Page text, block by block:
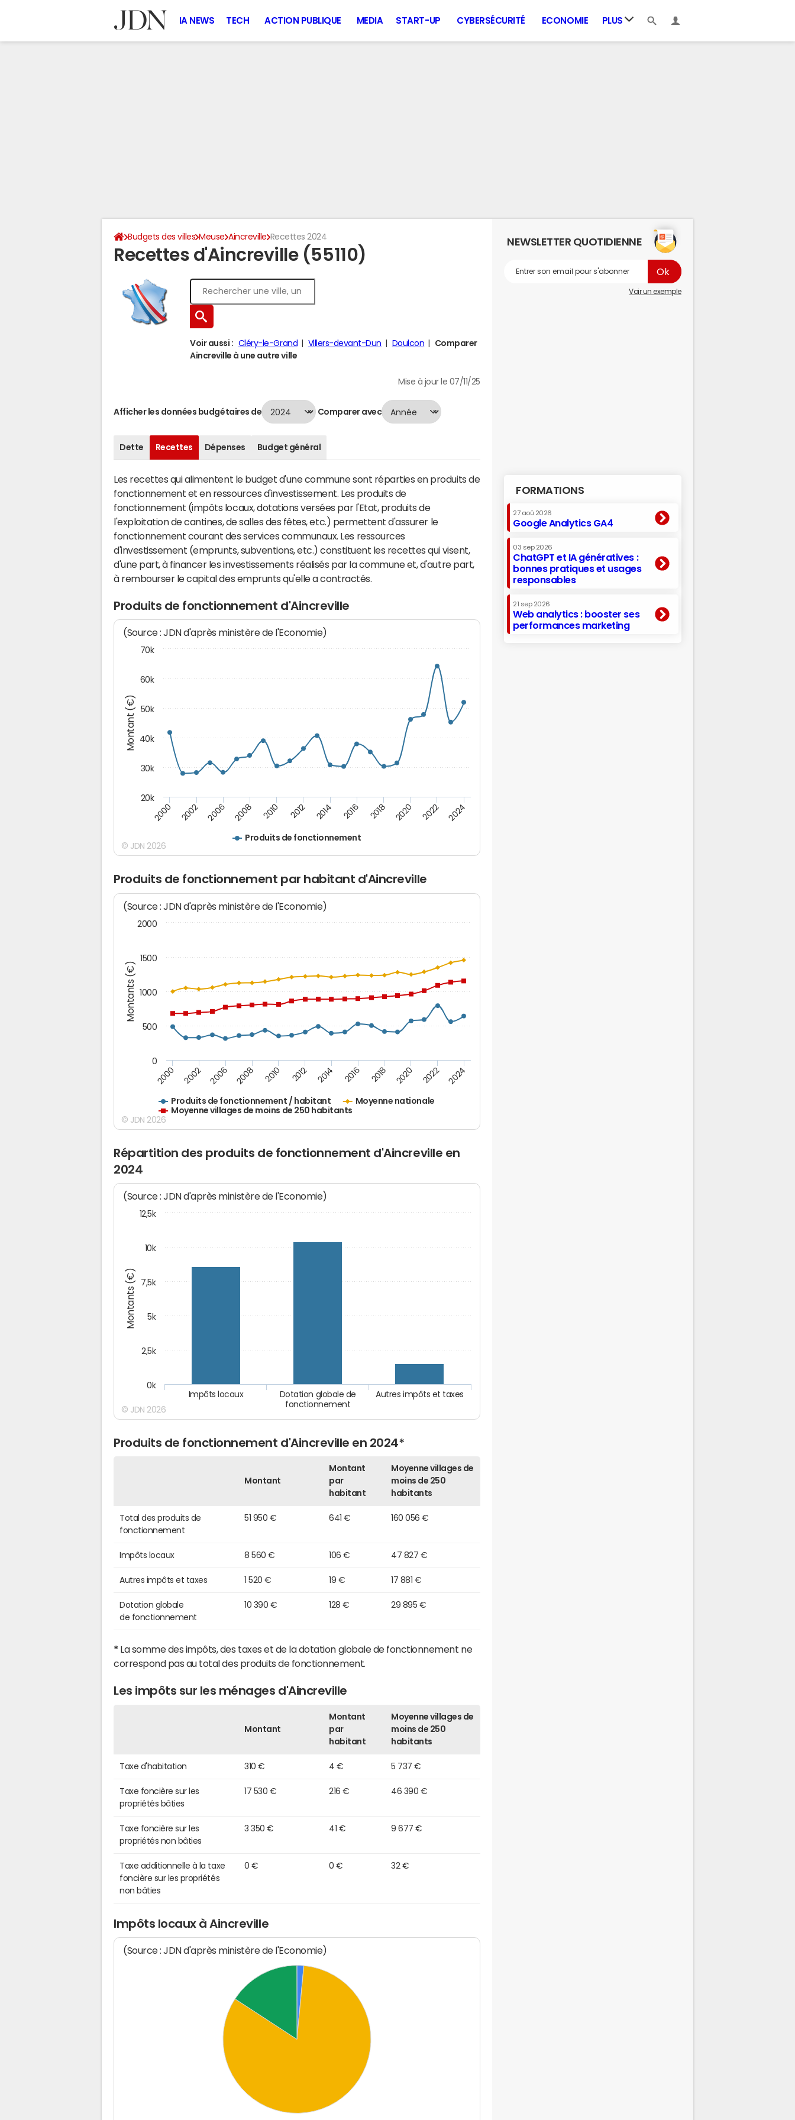
IA NEWS TECH ACTION PUBLIQUE MEDIA START-UP CYBERSÉCURITÉ ECONOMIE PLUS
Budgets des villes Meuse Aincreville Recettes 2024
Recettes d'Aincreville (55110)
Voir aussi : Cléry-le-Grand Villers-devant-Dun Doulcon
Comparer
Aincreville à une autre ville
Mise à jour le 07/11/25
Afficher les données budgétaires de Comparer avec
Dette Recettes Dépenses Budget général
Les recettes qui alimentent le budget d'une commune sont réparties en produits de
fonctionnement et en ressources d'investissement. Les produits de
fonctionnement (impôts locaux, dotations versées par l'Etat, produits de
l'exploitation de cantines, de salles des fêtes, etc.) permettent d'assurer le
fonctionnement courant des services communaux. Les ressources
d'investissement (emprunts, subventions, etc.) constituent les recettes qui visent,
d'une part, à financer les investissements réalisés par la commune et, d'autre part,
à rembourser le capital des emprunts qu'elle a contractés.
Produits de fonctionnement d'Aincreville
Montant (€)
(Source : JDN d'après ministère de l'Economie)
Produits de fonctionnement
2000 2002 2006 2008 2010 2012 2014 2016 2018 2020 2022 2024
20k
30k
40k
50k
60k
70k
© JDN 2026
Produits de fonctionnement par habitant d'Aincreville
Montants (€)
(Source : JDN d'après ministère de l'Economie)
Produits de fonctionnement / habitant
Moyenne nationale
Moyenne villages de moins de 250 habitants
2000 2002 2006 2008 2010 2012 2014 2016 2018 2020 2022 2024
500
1000
1500
0
2000
© JDN 2026
Répartition des produits de fonctionnement d'Aincreville en
2024
Montants (€)
(Source : JDN d'après ministère de l'Economie)
Autres impôts et taxes
Dotation globale de
fonctionnement
Impôts locaux
0k
2,5k
5k
7,5k
10k
12,5k
© JDN 2026
Produits de fonctionnement d'Aincreville en 2024*
Montant
Montant
par
habitant
Moyenne villages de
moins de 250
habitants
Total des produits de
fonctionnement
51 950 € 641 € 160 056 €
Impôts locaux 8 560 € 106 € 47 827 €
Autres impôts et taxes 1 520 € 19 € 17 881 €
Dotation globale
de fonctionnement
10 390 € 128 € 29 895 €
* La somme des impôts, des taxes et de la dotation globale de fonctionnement ne
correspond pas au total des produits de fonctionnement.
Les impôts sur les ménages d'Aincreville
Montant
Montant
par
habitant
Moyenne villages de
moins de 250
habitants
Taxe d'habitation 310 € 4 € 5 737 €
Taxe foncière sur les
propriétés bâties
17 530 € 216 € 46 390 €
Taxe foncière sur les
propriétés non bâties
3 350 € 41 € 9 677 €
Taxe additionnelle à la taxe
foncière sur les propriétés
non bâties
0 € 0 € 32 €
Impôts locaux à Aincreville
(Source : JDN d'après ministère de l'Economie)
NEWSLETTER QUOTIDIENNE
Voir un exemple
FORMATIONS
27 aoû 2026
Google Analytics GA4
03 sep 2026
ChatGPT et IA génératives :
bonnes pratiques et usages
responsables
21 sep 2026
Web analytics : booster ses
performances marketing